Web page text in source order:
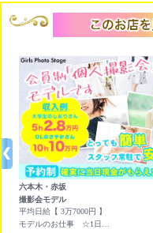
六本木・赤坂
撮影会モデル
平均日給【 3万7000円 】